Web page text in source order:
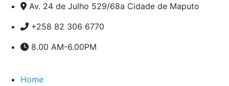
Av. 24 de Julho 529/68a Cidade de Maputo
+258 82 306 6770
8.00 AM-6.00PM
Home